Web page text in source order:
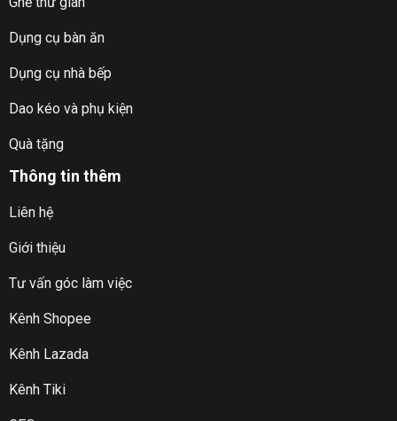
Dụng cụ bàn ăn
Dụng cụ nhà bếp
Dao kéo và phụ kiện
Quà tặng
Thông tin thêm
Liên hệ
Giới thiệu
Tư vấn góc làm việc
Kênh Shopee
Kênh Lazada
Kênh Tiki